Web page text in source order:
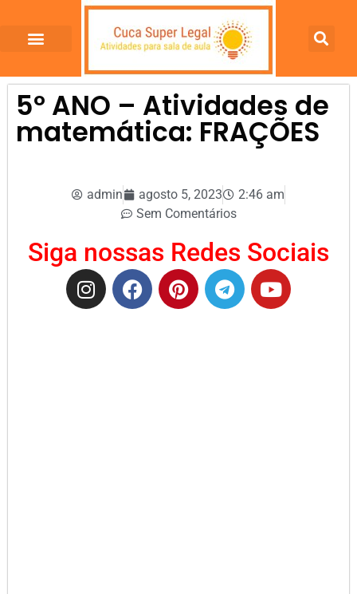
5º ANO – Atividades de
matemática: FRAÇÕES
admin agosto 5, 2023
2:46 am
Sem Comentários
Siga nossas Redes Sociais